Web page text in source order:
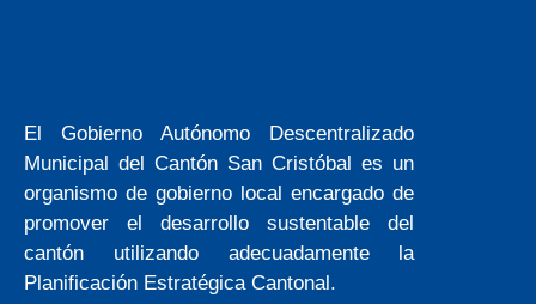
El Gobierno Autónomo Descentralizado
Municipal del Cantón San Cristóbal es un
organismo de gobierno local encargado de
promover el desarrollo sustentable del
cantón utilizando adecuadamente la
Planificación Estratégica Cantonal.